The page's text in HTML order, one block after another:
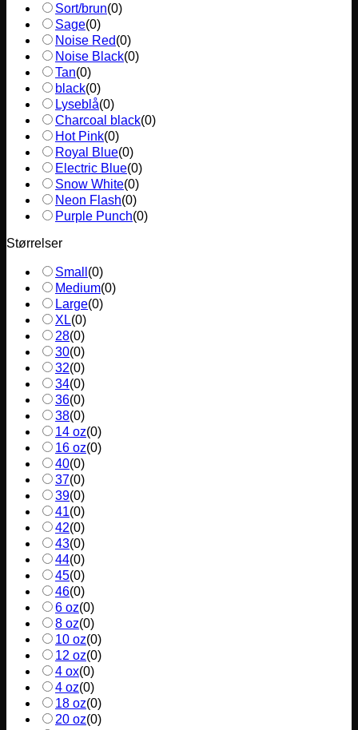
Sort/brun(0)
Sage(0)
Noise Red(0)
Noise Black(0)
Tan(0)
black(0)
Lyseblå(0)
Charcoal black(0)
Hot Pink(0)
Royal Blue(0)
Electric Blue(0)
Snow White(0)
Neon Flash(0)
Purple Punch(0)
Størrelser
Small (0)
Medium(0)
Large(0)
XL(0)
28(0)
30(0)
32(0)
34(0)
36(0)
38(0)
14 oz(0)
16 oz(0)
40(0)
37(0)
39(0)
41(0)
42(0)
43(0)
44(0)
45(0)
46(0)
6 oz(0)
8 oz(0)
10 oz(0)
12 oz(0)
4 ox(0)
4 oz(0)
18 oz(0)
20 oz(0)